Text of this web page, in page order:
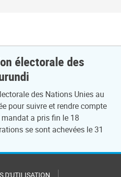
électorale des
des Nations Unies au
pour suivre et rendre compte
a pris fin le 18
se sont achevées le 31
D'UTILISATION